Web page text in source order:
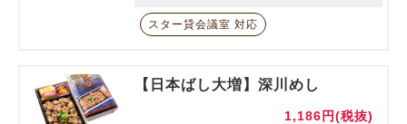
スター貸会議室 対応
【日本ばし大増】深川めし
1,186円(税抜)